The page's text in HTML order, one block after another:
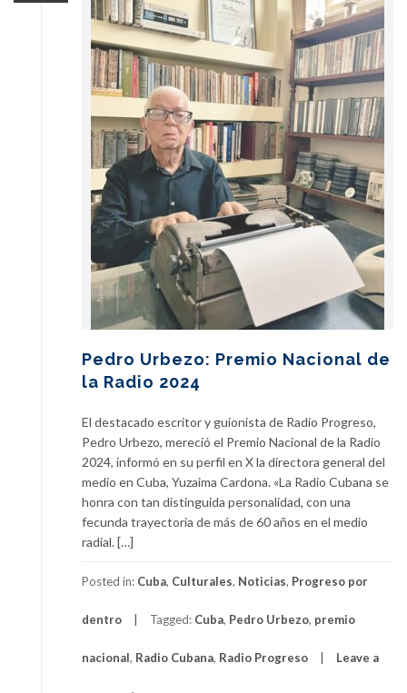
Pedro Urbezo: Premio Nacional de
la Radio 2024
El destacado escritor y guionista de Radio Progreso,
Pedro Urbezo, mereció el Premio Nacional de la Radio
2024, informó en su perfil en X la directora general del
medio en Cuba, Yuzaima Cardona. «La Radio Cubana se
honra con tan distinguida personalidad, con una
fecunda trayectoria de más de 60 años en el medio
radial. […]
Posted in: Cuba, Culturales, Noticias, Progreso por
dentro Tagged: Cuba, Pedro Urbezo, premio
nacional, Radio Cubana, Radio Progreso Leave a